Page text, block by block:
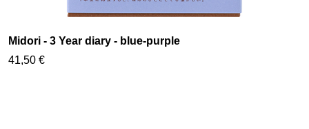
Midori - 3 Year diary - blue-purple
41,50 €